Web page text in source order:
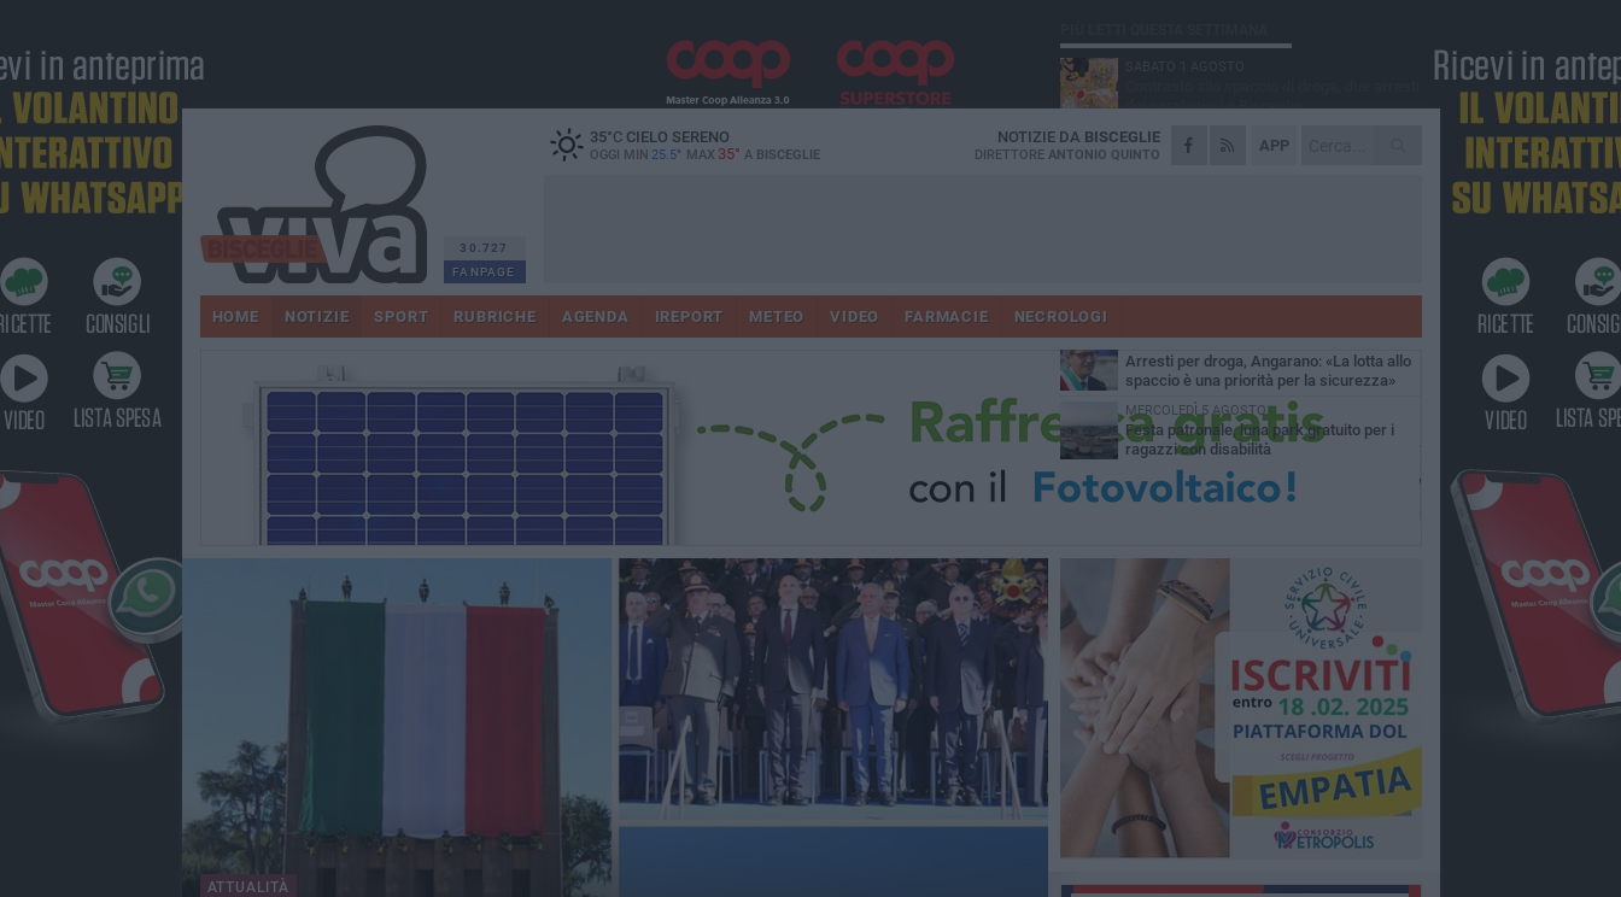
30.727
FANPAGE
35°CCIELO SERENO
OGGI MIN 25.5° MAX 35° A BISCEGLIE
APP
NOTIZIE DA BISCEGLIE
DIRETTORE ANTONIO QUINTO
HOME NOTIZIE SPORT RUBRICHE AGENDA IREPORT METEO VIDEO FARMACIE NECROLOGI
ATTUALITÀ
dei carabinieri a Bisceglie
MARTEDÌ 4 AGOSTO
Emergenza caldo, il Comune di Bisceglie
Due auto incendiate nella notte in via Dieta
SABATO 1 AGOSTO
Arresti per droga, Angarano: «La lotta allo
spaccio è una priorità per la sicurezza»
MERCOLEDÌ 5 AGOSTO
Festa patronale, luna park gratuito per i
ragazzi con disabilità